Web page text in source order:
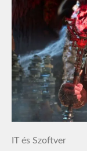
IT és Szoftver